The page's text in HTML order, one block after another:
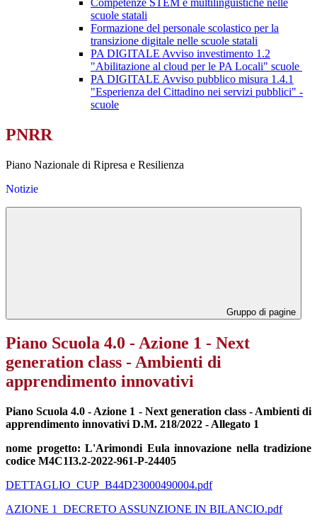
Competenze STEM e multilinguistiche nelle
scuole statali
Formazione del personale scolastico per la
transizione digitale nelle scuole statali
PA DIGITALE Avviso investimento 1.2
"Abilitazione al cloud per le PA Locali" scuole
PA DIGITALE Avviso pubblico misura 1.4.1
"Esperienza del Cittadino nei servizi pubblici" -
scuole
PNRR
Piano Nazionale di Ripresa e Resilienza
Notizie
Gruppo di pagine
Piano Scuola 4.0 - Azione 1 - Next
generation class - Ambienti di
apprendimento innovativi
Piano Scuola 4.0 - Azione 1 - Next generation class - Ambienti di
apprendimento innovativi D.M. 218/2022 - Allegato 1
nome progetto: L'Arimondi Eula innovazione nella tradizione
codice M4C1I3.2-2022-961-P-24405
DETTAGLIO_CUP_B44D23000490004.pdf
AZIONE 1_DECRETO ASSUNZIONE IN BILANCIO.pdf